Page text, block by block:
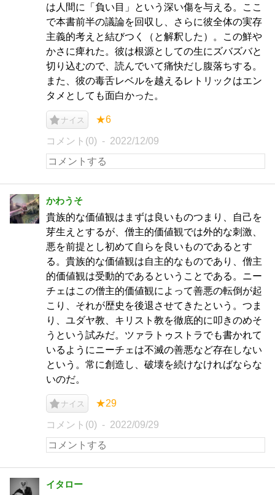
は人間に「負い目」という深い傷を与える。ここ
で本書前半の議論を回収し、さらに彼全体の実存
主義的考えと結びつく（と解釈した）。この鮮や
かさに痺れた。彼は根源としての生にズバズバと
切り込むので、読んでいて痛快だし腹落ちする。
また、彼の毒舌レベルを越えるレトリックはエン
タメとしても面白かった。
ナイス ★6
コメント(0) 2022/12/09
かわうそ
貴族的な価値観はまずは良いものつまり、自己を
芽生えとするが、僧主的価値観では外的な刺激、
悪を前提とし初めて自らを良いものであるとす
る。貴族的な価値観は自主的なものであり、僧主
的価値観は受動的であるということである。ニー
チェはこの僧主的価値観によって善悪の転倒が起
こり、それが歴史を後退させてきたという。つま
り、ユダヤ教、キリスト教を徹底的に叩きのめそ
うという試みだ。ツァラトゥストラでも書かれて
いるようにニーチェは不滅の善悪など存在しない
という。常に創造し、破壊を続けなければならな
いのだ。
ナイス ★29
コメント(0) 2022/09/29
イタロー